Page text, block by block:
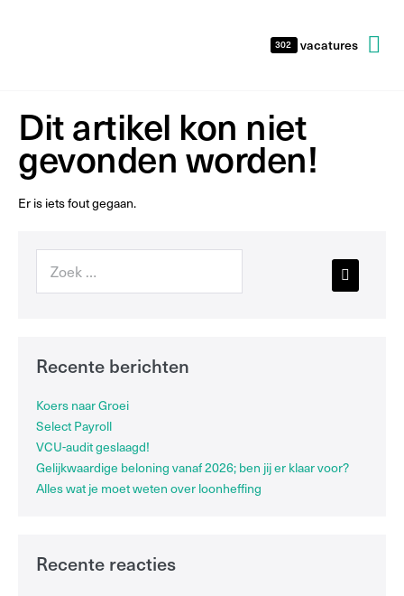
302 vacatures
Dit artikel kon niet
gevonden worden!
Er is iets fout gegaan.
Recente berichten
Koers naar Groei
Select Payroll
VCU-audit geslaagd!
Gelijkwaardige beloning vanaf 2026; ben jij er klaar voor?
Alles wat je moet weten over loonheffing
Recente reacties